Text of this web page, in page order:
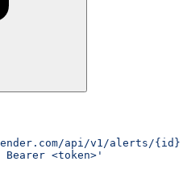
api/v1/alerts/{id}
<token>'